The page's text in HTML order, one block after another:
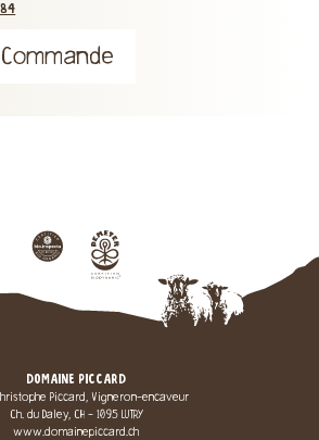
DOMAINE PICCARD
Piccard, Vigneron-encaveur
Ch. du Daley, CH - 1095 LUTRY
www.domainepiccard.ch